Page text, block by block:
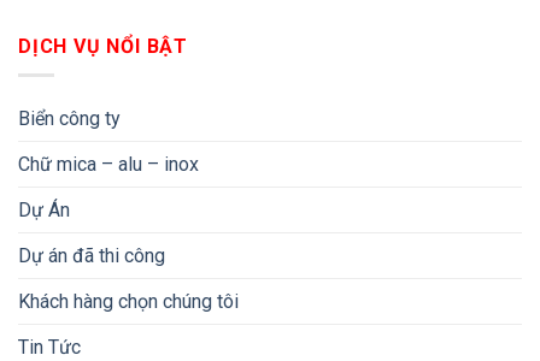
DỊCH VỤ NỔI BẬT
Biển công ty
Chữ mica – alu – inox
Dự Án
Dự án đã thi công
Khách hàng chọn chúng tôi
Tin Tức